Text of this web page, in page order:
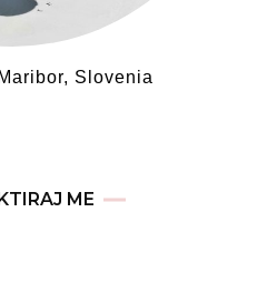
Slovenia
ME